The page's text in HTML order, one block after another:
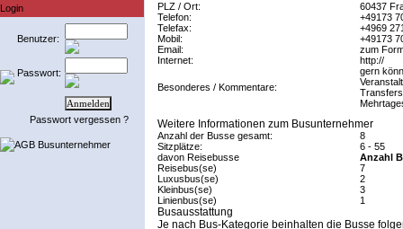
Login
Benutzer:
Passwort:
Passwort vergessen ?
AGB Busunternehmer
PLZ / Ort:
60437
Telefon:
+49173
Telefax:
+4969
Mobil:
+49173
Email:
zum
Internet:
http://
Besonderes / Kommentare:
gern
Weitere Informationen zum Busunternehmer
Anzahl der Busse gesamt:
8
Sitzplätze:
6 - 55
davon Reisebusse
Anzahl
Reisebus(se)
7
Luxusbus(se)
2
Kleinbus(se)
3
Linienbus(se)
1
Busausstattung
Je nach Bus-Kategorie beinhalten die Busse